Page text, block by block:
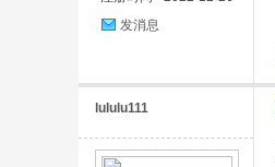
发消息
lululu111